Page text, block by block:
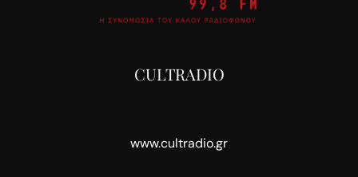
CULTRADIO
www.cultradio.gr